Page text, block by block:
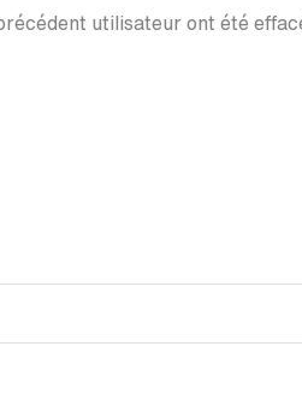
utilisateur ont été